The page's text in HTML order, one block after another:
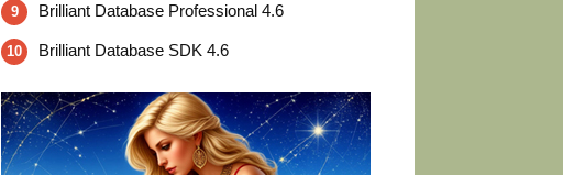
9 Brilliant Database Professional 4.6
10 Brilliant Database SDK 4.6